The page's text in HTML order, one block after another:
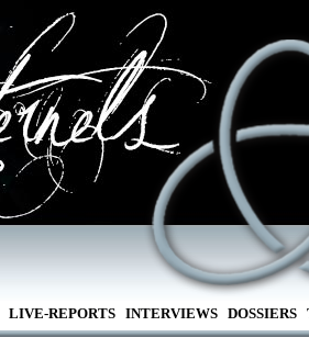
LIVE-REPORTS INTERVIEWS DOSSIERS